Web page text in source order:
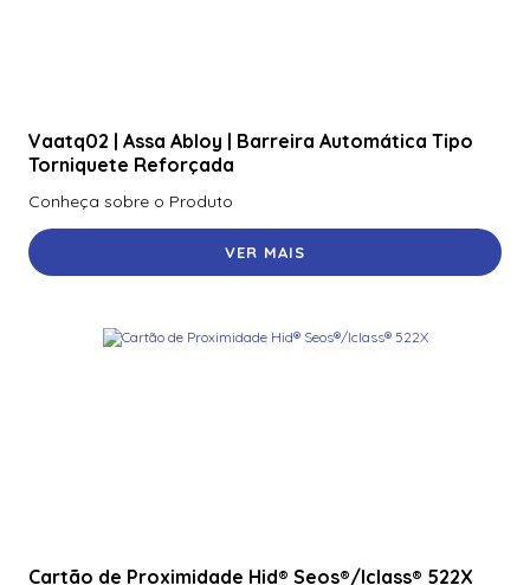
R40
R40
920Ntnnek00000 | Assa Abloy | Leitor De Proximidader
R40
920Pmnnekea073 | Assa Abloy | Leitor De Proximidade
Vaatq02 | Assa Abloy | Barreira Automática Tipo
Torniquete Reforçada
Conheça sobre o Produto
VER MAIS
Cartão de Proximidade Hid® Seos®/Iclass® 522X